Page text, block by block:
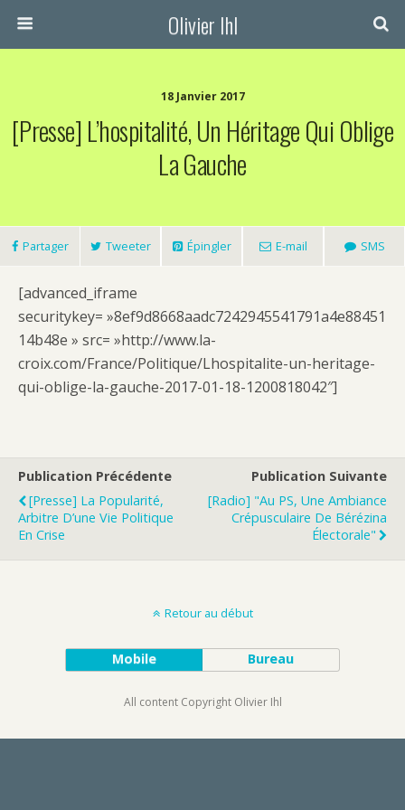
Olivier Ihl
18 Janvier 2017
[Presse] L’hospitalité, Un Héritage Qui Oblige
La Gauche
Partager Tweeter Épingler E-mail SMS
[advanced_iframe
securitykey= »8ef9d8668aadc7242945541791a4e88451
14b48e » src= »http://www.la-
croix.com/France/Politique/Lhospitalite-un-heritage-
qui-oblige-la-gauche-2017-01-18-1200818042″]
Publication Précédente
[Presse] La Popularité,
Arbitre D’une Vie Politique
En Crise
Publication Suivante
[Radio] "Au PS, Une Ambiance
Crépusculaire De Bérézina
Électorale"
Retour au début
Mobile Bureau
All content Copyright Olivier Ihl